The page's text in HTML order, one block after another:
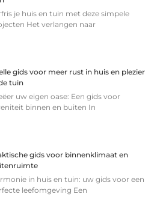
je huis en tuin met deze simpele
Het verlangen naar
gids voor meer rust in huis en plezier
tuin
uw eigen oase: Een gids voor
binnen en buiten In
gids voor binnenklimaat en
in huis en tuin: uw gids voor een
leefomgeving Een